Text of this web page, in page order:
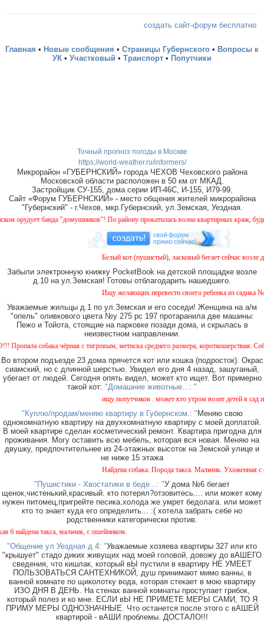
создать сайт-форум бесплатно
Главная • Новые сообщения • Страницы Губернского • Вопросы к
УК • Участковый • Транспорт • Попутчики
Точный прогноз погоды в Москве
https://world-weather.ru/informers/
Микрорайон «ГУБЕРНСКИЙ» города ЧЕХОВ Чеховского района
Московской области расположен в 50 км от МКАД.
Застройщик СУ-155, дома серии ИП-46С, И-155, И79-99.
Сайт «Форум ГУБЕРНСКИЙ» - место общения жителей микрорайона
"Губернский" - г.Чехов, мкр.Губернский, ул.Земская, Уездная.
банда "домушников"! По району прокатилась волна квартирных краж, будьте
Белый кот (пушистый), ласковый бегает сейчас возле
Забыли электронную книжку PocketBook на детской площадке возле
д.10 на ул.Земская! Готовы отблагодарить нашедшего.
Ищу желающих перевести своего ребенка из садика
Уважаемые жильцы д.1 по ул.Земская и его соседи! Женщина на а/м
"опель" оливкового цвета №у 275 рс 197 протаранила две машины:
Пежо и Тойота, стоящие на парковке позади дома, и скрылась в
неизвестном направлении.
собака чёрная с тигровым, метиска среднего размера, короткошерстная. Собака
Во втором подъезде 23 дома прячется кот или кошка (подросток). Окрас
сиамский, но с длинной шерстью. Увидел его дня 4 назад, зашуганый,
убегает от людей. Сегодня опять видел, может кто ищет. Вот примерно
такой кот: "Домашние животные...: "
ищу попутчиков . может кто утром возит детей в сад
"Куплю/продам/меняю квартиру в Губернском.: " Меняю свою
однокомнатную квартиру на двухкомнатную квартиру с моей доплатой.
В моей квартире сделан косметический ремонт. Квартира пригодна для
проживания. Могу оставить всю мебель, которая вся новая. Меняю на
двушку, предпочтительнее из 24-этажных высоток на Земской улице и
не ниже 15 этажа
Найдена собака. Порода такса. Мальчик. Ухоженная с
"Пушистики - Хвостатики в беде...: "У дома №6 бегает
щенок,чистенький,красивый. кто потерял?отзовитесь.... или может кому
нужен питомец,пригрейте песика.холода же.умрет бедолага. или может
кто то знает куда его определить... :( хотела забрать себе но
родственники категорически против.
такса, мальчик, с ошейником.
"Общение ул Уездная д 4: "Уважаемые хозяева квартиры 327 или кто
"крышует" стадо диких живущих над моей головой, довожу до вАШЕГО
сведения, что кишлак, который вЫ пустили в квартиру НЕ УМЕЕТ
ПОЛЬЗОВАТЬСЯ САНТЕХНИКОЙ, душ принимают мимо ванны, в
ванной комнате по щиколотку вода, которая стекает в мою квартиру
ИЗО ДНЯ В ДЕНЬ. На стенах ванной комнаты проступает грибок,
который полез и ко мне. ЕСЛИ вЫ НЕ ПРИМЕТЕ МЕРЫ САМИ, ТО Я
ПРИМУ МЕРЫ ОДНОЗНАЧНЫЕ. Что останется после этого с вАШЕЙ
квартирой - вАШИ проблемы. ДОСТАЛО!!!